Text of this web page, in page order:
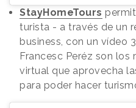
StayHomeTours
turista - a través de un
business, con un vídeo
Francesc Peréz son los
virtual que aprovecha
para poder hacer